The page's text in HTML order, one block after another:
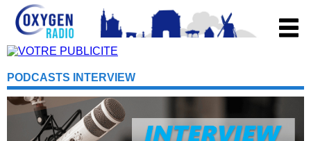
PODCASTS INTERVIEW